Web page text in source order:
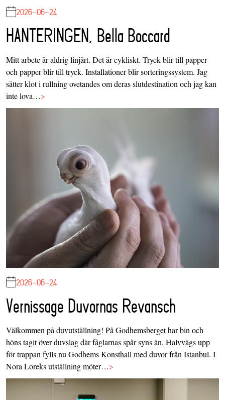
2026-06-24
HANTERINGEN, Bella Boccard
Mitt arbete är aldrig linjärt. Det är cykliskt. Tryck blir till papper
och papper blir till tryck. Installationer blir sorteringssystem. Jag
sätter klot i rullning ovetandes om deras slutdestination och jag kan
inte lova…>
2026-06-24
Vernissage Duvornas Revansch
Välkommen på duvutställning! På Godhemsberget har bin och
höns tagit över duvslag där fåglarnas spår syns än. Halvvägs upp
för trappan fylls nu Godhems Konsthall med duvor från Istanbul. I
Nora Loreks utställning möter…>